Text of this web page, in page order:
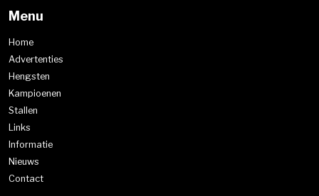
Menu
Home
Advertenties
Hengsten
Kampioenen
Stallen
Links
Informatie
Nieuws
Contact